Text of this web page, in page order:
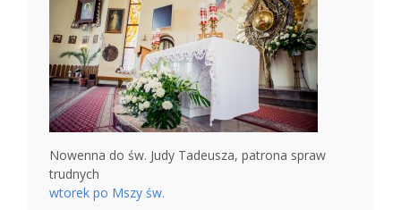
Nowenna do św. Judy Tadeusza, patrona spraw
trudnych
wtorek po Mszy św.